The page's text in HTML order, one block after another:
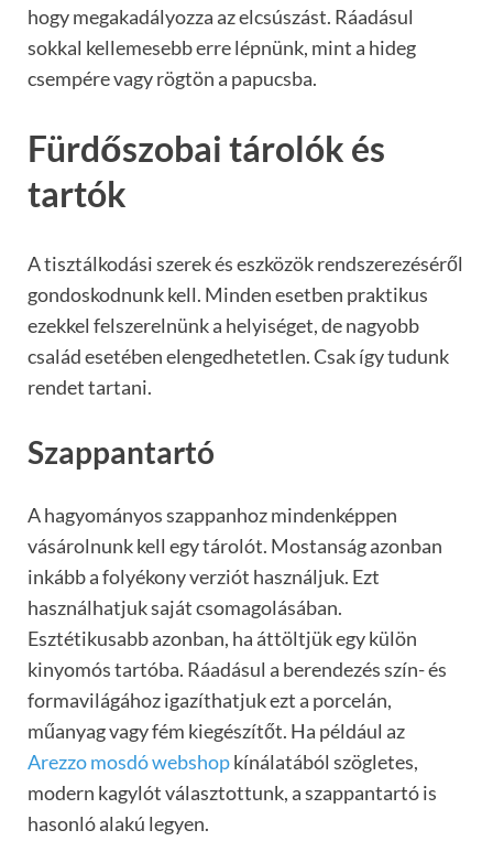
hogy megakadályozza az elcsúszást. Ráadásul
sokkal kellemesebb erre lépnünk, mint a hideg
csempére vagy rögtön a papucsba.
Fürdőszobai tárolók és
tartók
A tisztálkodási szerek és eszközök rendszerezéséről
gondoskodnunk kell. Minden esetben praktikus
ezekkel felszerelnünk a helyiséget, de nagyobb
család esetében elengedhetetlen. Csak így tudunk
rendet tartani.
Szappantartó
A hagyományos szappanhoz mindenképpen
vásárolnunk kell egy tárolót. Mostanság azonban
inkább a folyékony verziót használjuk. Ezt
használhatjuk saját csomagolásában.
Esztétikusabb azonban, ha áttöltjük egy külön
kinyomós tartóba. Ráadásul a berendezés szín- és
formavilágához igazíthatjuk ezt a porcelán,
műanyag vagy fém kiegészítőt. Ha például az
Arezzo mosdó webshopkínálatából szögletes,
modern kagylót választottunk, a szappantartó is
hasonló alakú legyen.